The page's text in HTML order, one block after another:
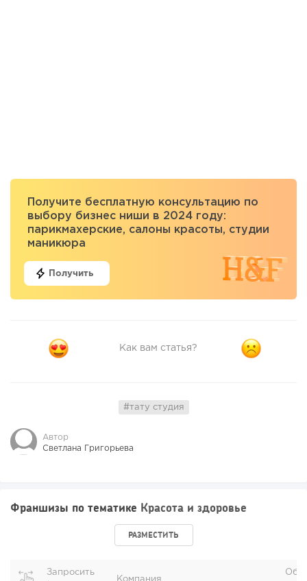
Получите бесплатную консультацию по
выбору бизнес ниши в 2024 году:
парикмахерские, салоны красоты, студии
маникюра
Получить
Как вам статья?
#тату студия
Автор
Светлана Григорьева
Франшизы по тематике Красота и здоровье
РАЗМЕСТИТЬ
Запросить
Компания